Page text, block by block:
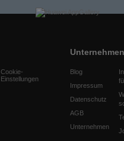
Cookie-
Einstellungen
Unternehmen
Blog
Impressum
Datenschutz
AGB
Unternehmen